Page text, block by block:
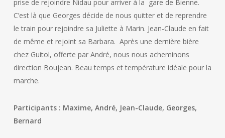
prise de rejoindre Nidau pour arriver à la gare de Bienne.
C’est là que Georges décide de nous quitter et de reprendre
le train pour rejoindre sa Juliette à Marin. Jean-Claude en fait
de même et rejoint sa Barbara. Après une dernière bière
chez Guitol, offerte par André, nous nous acheminons
direction Boujean. Beau temps et température idéale pour la
marche.
Participants : Maxime, André, Jean-Claude, Georges,
Bernard